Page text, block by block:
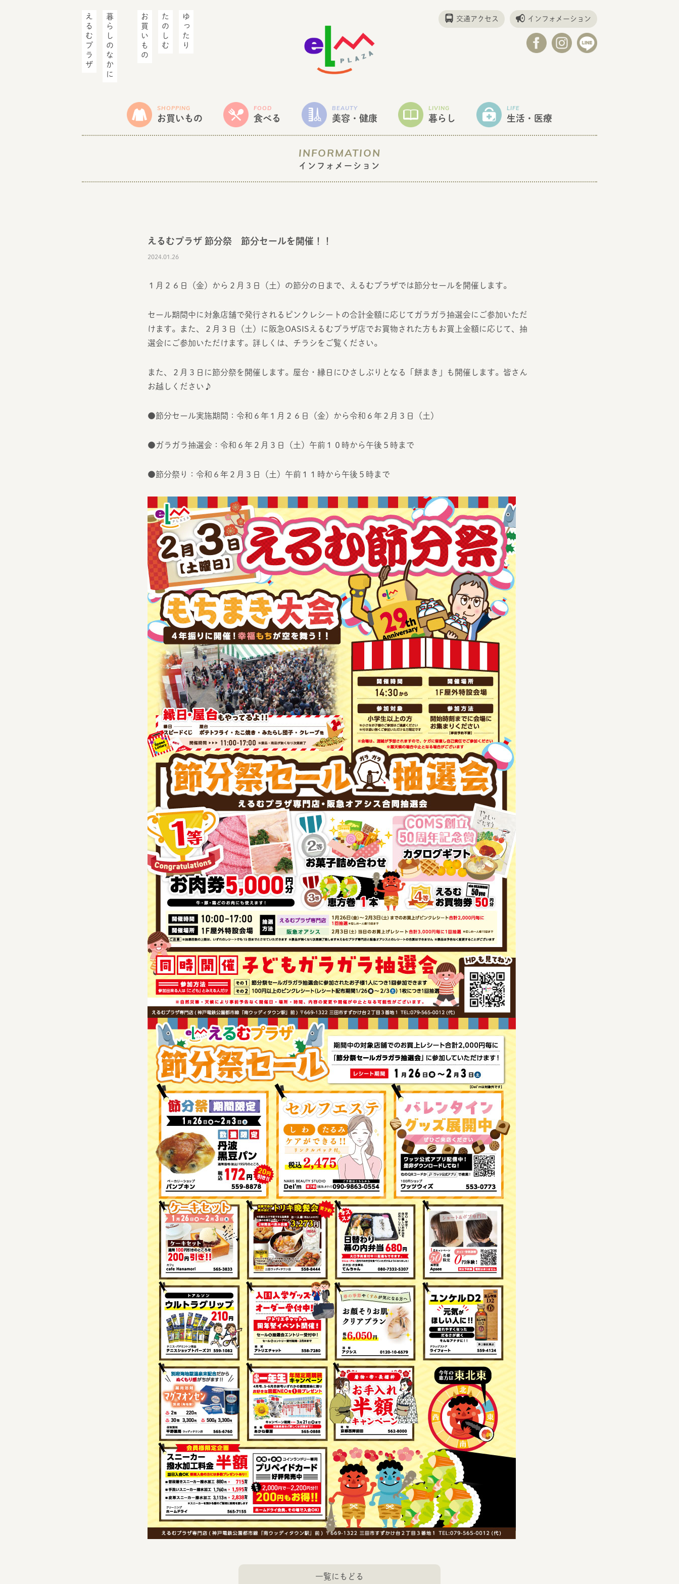
交通アクセス インフォメーション
ゆったり
たのしむ
お買いもの
暮らしのなかに
えるむプラザ
SHOPPING
お買いもの
FOOD
食べる
BEAUTY
美容・健康
LIVING
暮らし
LIFE
生活・医療
INFORMATION
インフォメーション
えるむプラザ 節分祭 節分セールを開催！！
2024.01.26
１月２６日（金）から２月３日（土）の節分の日まで、えるむプラザでは節分セールを開催します。
セール期間中に対象店舗で発行されるピンクレシートの合計金額に応じてガラガラ抽選会にご参加いただ
けます。また、２月３日（土）に阪急OASISえるむプラザ店でお買物された方もお買上金額に応じて、抽
選会にご参加いただけます。詳しくは、チラシをご覧ください。
また、２月３日に節分祭を開催します。屋台・縁日にひさしぶりとなる「餅まき」も開催します。皆さん
お越しください♪
●節分セール実施期間：令和６年１月２６日（金）から令和６年２月３日（土）
●ガラガラ抽選会：令和６年２月３日（土）午前１０時から午後５時まで
●節分祭り：令和６年２月３日（土）午前１１時から午後５時まで
一覧にもどる